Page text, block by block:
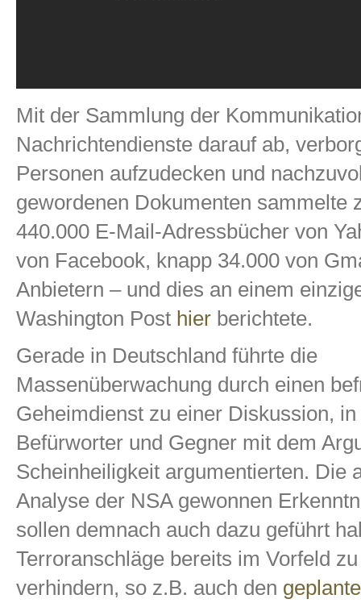
Mit der Sammlung der
Nachrichtendienste darauf ab,
Personen aufzudecken und
gewordenen Dokumenten sammelte
440.000 E-Mail-Adressbücher von
von Facebook, knapp 34.000 von
Anbietern – und dies an einem
Washington Post hier berichtete.
Gerade in Deutschland führte die
Massenüberwachung durch einen
Geheimdienst zu einer Diskussion,
Befürworter und Gegner mit dem
Scheinheiligkeit argumentierten. Die
Analyse der NSA gewonnen
sollen demnach auch dazu geführt
Terroranschläge bereits im Vorfeld zu
verhindern, so z.B. auch den